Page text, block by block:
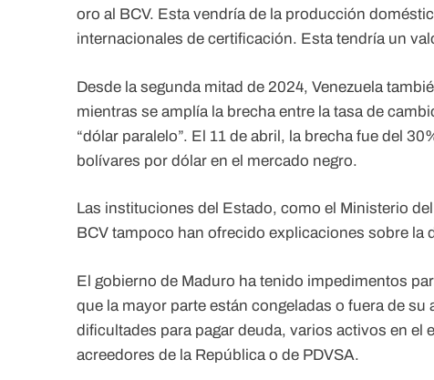
oro al BCV. Esta vendría de la producción
internacionales de certificación. Esta tendría un
Desde la segunda mitad de 2024, Venezuela
mientras se amplía la brecha entre la tasa de
“dólar paralelo”. El 11 de abril, la brecha fue del
bolívares por dólar en el mercado negro.
Las instituciones del Estado, como el Ministerio
BCV tampoco han ofrecido explicaciones sobre la
El gobierno de Maduro ha tenido impedimentos
que la mayor parte están congeladas o fuera de
dificultades para pagar deuda, varios activos en el
acreedores de la República o de PDVSA.